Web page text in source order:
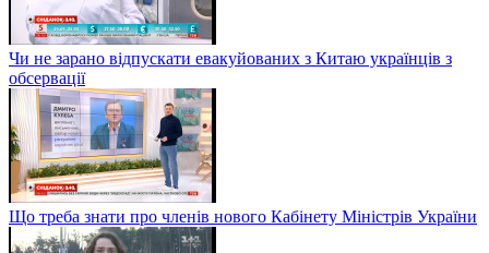
Чи не зарано відпускати евакуйованих з Китаю українців з
обсервації
Що треба знати про членів нового Кабінету Міністрів України